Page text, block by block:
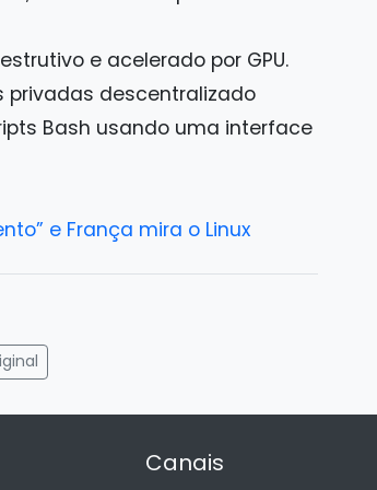
e acelerado por GPU.
privadas descentralizado
Bash usando uma interface
e França mira o Linux
Canais